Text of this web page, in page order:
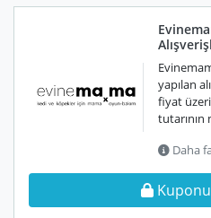
yapılan
fiyat
tutarının
Daha